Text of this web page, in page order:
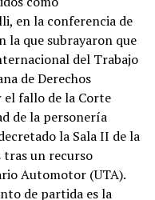
en la conferencia de
la que subrayaron que
del Trabajo
de Derechos
el fallo de la Corte
de la personería
la Sala II de la
tras un recurso
Automotor (UTA).
de partida es la